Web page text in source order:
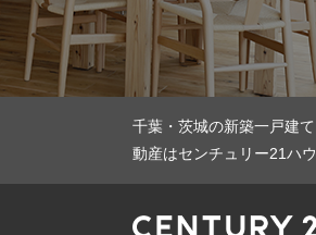
千葉・茨城の新築一戸建
動産はセンチュリー21ハ